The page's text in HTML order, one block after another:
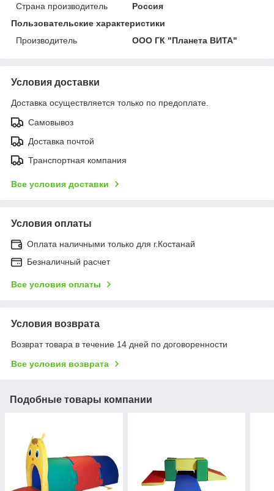
Страна производитель
Россия
Пользовательские характеристики
Производитель
ООО ГК "Планета ВИТА"
Условия доставки
Доставка осуществляется только по предоплате.
Самовывоз
Доставка почтой
Транспортная компания
Все условия доставки
Условия оплаты
Оплата наличными только для г.Костанай
Безналичный расчет
Все условия оплаты
Условия возврата
Возврат товара в течение 14 дней по договоренности
Все условия возврата
Подобные товары компании